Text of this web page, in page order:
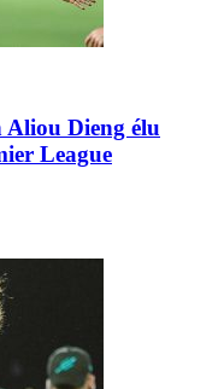
Dieng élu
League